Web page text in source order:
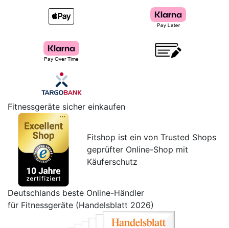
Fitnessgeräte sicher einkaufen
Fitshop ist ein von Trusted Shops
geprüfter Online-Shop mit
Käuferschutz
Deutschlands beste Online-Händler
für Fitnessgeräte (Handelsblatt 2026)